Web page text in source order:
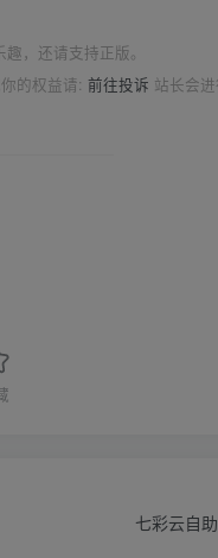
，还请支持正版。
的权益请: 前往投诉 站长会
七彩云自